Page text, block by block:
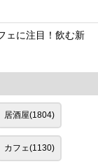
ェに注目！飲む新
居酒屋(1804)
カフェ(1130)